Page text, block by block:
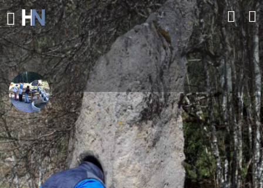
Waldspielplatz Urberg — Dachsberg
Tierischer Spielspaß für Kinder mit Abenteuerlaune
Route berechnen Direkt Kontaktieren